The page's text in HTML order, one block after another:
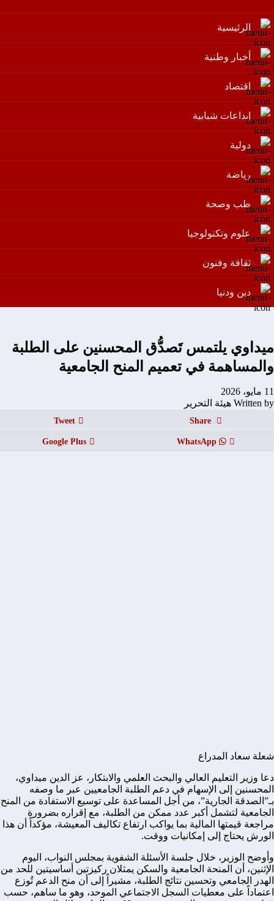
الرئيسية
أخبار وطنية
اقتصاد
إبداعات شبابية
دولية
رياضة
طب وصحة
علوم وتكنولوجيا
ثقافة وفنون
دين ودنيا
ميداوي يلتمس تَصدُّق المحسنين على الطلبة
والمساهمة في تعميم المنح الجامعية
11 مايو، 2026
Written by هيئة التحرير
Share
Tweet
WhatsApp
Google Plus
شعلة سعاد المدراع
دعا وزير التعليم العالي والبحث العلمي والابتكار، عز الدين ميداوي،
المحسنين إلى الإسهام في دعم الطلبة الجامعيين عبر ما وصفه
بـ”الصدقة الجارية”، من أجل المساعدة على توسيع الاستفادة من المنح
الجامعية لتشمل أكبر عدد ممكن من الطلبة، مع إقراره بضرورة
مراجعة قيمتها المالية بما يواكب ارتفاع تكاليف المعيشة، مؤكداً أن هذا
الورش يحتاج إلى إمكانيات ووقت.
وأوضح الوزير، خلال جلسة الأسئلة الشفوية بمجلس النواب، اليوم
الإثنين، أن المنحة الجامعية والسكن يمثلان ركيزتين أساسيتين للحد من
الهدر الجامعي وتحسين نتائج الطلبة، مشيراً إلى أن منح الدعم تُوزع
اعتماداً على معطيات السجل الاجتماعي الموحد، وهو ما ساهم، حسب